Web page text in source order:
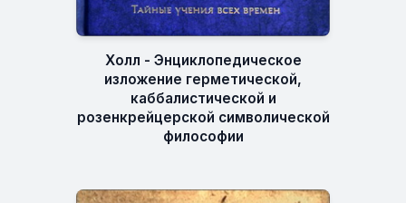
Холл - Энциклопедическое
изложение герметической,
каббалистической и
розенкрейцерской символической
философии